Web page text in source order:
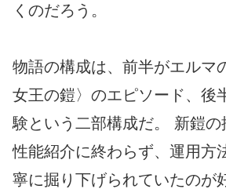
くのだろう。
物語の構成は、前半がエルマ
女王の鎧〉のエピソード、後
験という二部構成だ。 新鎧の
性能紹介に終わらず、運用方
寧に掘り下げられていたのが